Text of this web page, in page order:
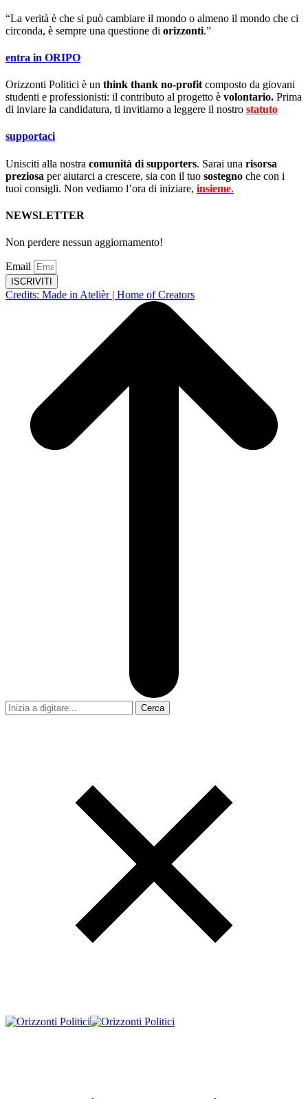
“La verità è che si può cambiare il mondo o almeno il mondo che ci
circonda, è sempre una questione di orizzonti.”
entra in ORIPO
Orizzonti Politici è un think thank no-profit composto da giovani
studenti e professionisti: il contributo al progetto è volontario. Prima
di inviare la candidatura, ti invitiamo a leggere il nostro statuto
supportaci
Unisciti alla nostra comunità di supporters. Sarai una risorsa
preziosa per aiutarci a crescere, sia con il tuo sostegno che con i
tuoi consigli. Non vediamo l’ora di iniziare, insieme.
NEWSLETTER
Non perdere nessun aggiornamento!
Email
ISCRIVITI
Credits: Made in Atelièr | Home of Creators
Cerca